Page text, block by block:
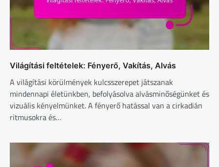
Világítási feltételek: Fényerő, Vakítás, Alvás
A világítási körülmények kulcsszerepet játszanak
mindennapi életünkben, befolyásolva alvásminőségünket és
vizuális kényelmünket. A fényerő hatással van a cirkadián
ritmusokra és…